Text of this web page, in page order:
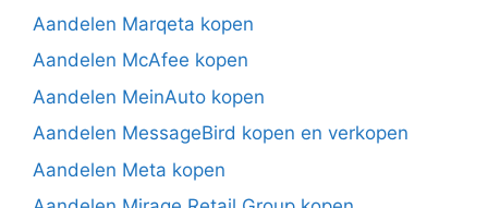
Aandelen Marqeta kopen
Aandelen McAfee kopen
Aandelen MeinAuto kopen
Aandelen MessageBird kopen en verkopen
Aandelen Meta kopen